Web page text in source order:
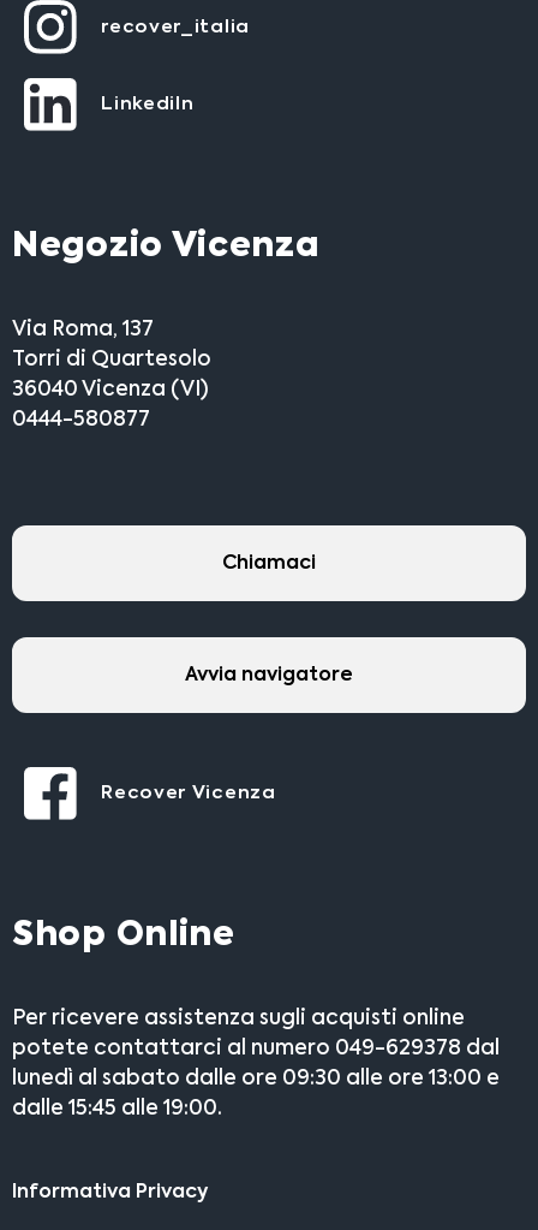
recover_italia
LinkediIn
Negozio Vicenza
Via Roma, 137
Torri di Quartesolo
36040 Vicenza (VI)
0444-580877
Chiamaci
Avvia navigatore
Recover Vicenza
Shop Online
Per ricevere assistenza sugli acquisti online
potete contattarci al numero 049-629378 dal
lunedì al sabato dalle ore 09:30 alle ore 13:00 e
dalle 15:45 alle 19:00.
Informativa Privacy